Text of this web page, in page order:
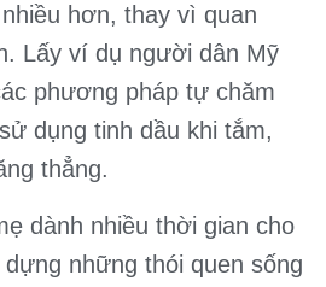
hơn, thay vì quan
Lấy ví dụ người dân Mỹ
phương pháp tự chăm
dụng tinh dầu khi tắm,
thẳng.
dành nhiều thời gian cho
những thói quen sống